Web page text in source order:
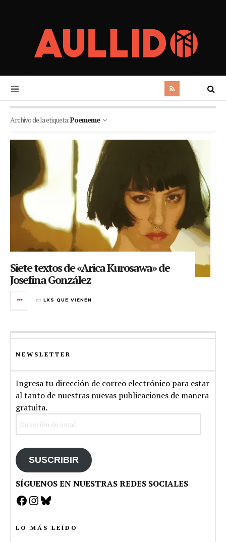
Archivo de la etiqueta:Poememe
Siete textos de «Arica Kurosawa» de
Josefina González
en LXS QUE VIENEN
NEWSLETTER
Ingresa tu dirección de correo electrónico para estar
al tanto de nuestras nuevas publicaciones de manera
gratuita.
SUSCRIBIR
SÍGUENOS EN NUESTRAS REDES SOCIALES
Facebook
Instagram
Bluesky
LO MÁS LEÍDO